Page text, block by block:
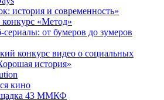
история и современность»
«Метод»
сериалы: от бумеров до зумеров
конкурс видео о социальных
история»
кино
43 ММКФ